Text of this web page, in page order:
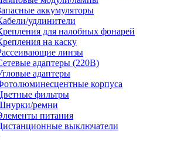
аккумуляторы
удлинители
для налобных фонарей
на каску
линзы
адаптеры (220В)
адаптеры
корпуса
фильтры
ремни
питания
выключатели